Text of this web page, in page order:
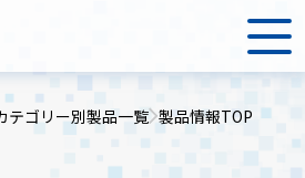
テゴリー別製品一覧 製品情報TOP